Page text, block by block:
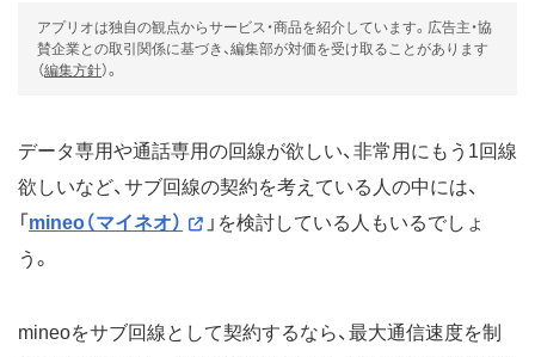
アプリオは独自の観点からサービス・商品を紹介しています。広告主・協
賛企業との取引関係に基づき、編集部が対価を受け取ることがあります
（編集方針）。
データ専用や通話専用の回線が欲しい、非常用にもう1回線
欲しいなど、サブ回線の契約を考えている人の中には、
「 mineo（マイネオ）
」を検討している人もいるでしょ
う。
mineoをサブ回線として契約するなら、最大通信速度を制